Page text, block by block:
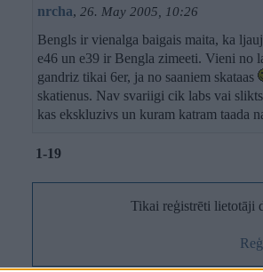
nrcha, 26. May 2005, 10:26
Bengls ir vienalga baigais maita, ka
e46 un e39 ir Bengla zimeeti. Vieni no
gandriz tikai 6er, ja no saaniem skataas
skatienus. Nav svariigi cik labs vai
kas ekskluzivs un kuram katram taada
1-19
Tikai reģistrēti lietotāji